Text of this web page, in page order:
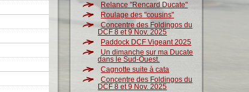
Relance "Rencard Ducate"
Roulage des "cousins"
Concentre des Foldingos du
DCF 8 et 9 Nov. 2025
Paddock DCF Vigeant 2025
Un dimanche sur ma Ducate
dans le Sud-Ouest.
Cagnotte suite à cata
Concentre des Foldingos du
DCF 8 et 9 Nov. 2025